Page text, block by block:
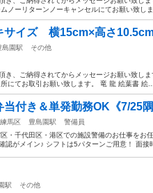
ノーリターンノーキャンセルにてお願い致し
サイズ 横15cm×高さ
島園駅
その他
き、ご納得されてからメッセージお願い致し
にてお取引お願い致します。 竜 龍 絵葉書 絵...
当付き＆単発勤務OK《7/25
練馬区 豊島園駅
警備員
・千代田区・港区での施設警備のお仕事をお
認がメイン♪ シフトは5パターンご用意！ 面接
駅
その他